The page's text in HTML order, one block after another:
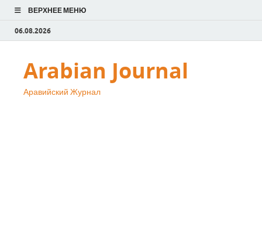
ВЕРХНЕЕ МЕНЮ
06.08.2026
Arabian Journal
Аравийский Журнал